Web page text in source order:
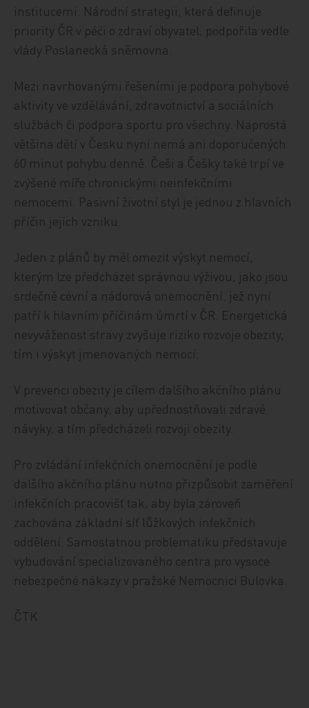
institucemi. Národní strategii, která definuje
priority ČR v péči o zdraví obyvatel, podpořila vedle
vlády Poslanecká sněmovna.
Mezi navrhovanými řešeními je podpora pohybové
aktivity ve vzdělávání, zdravotnictví a sociálních
službách či podpora sportu pro všechny. Naprostá
většina dětí v Česku nyní nemá ani doporučených
60 minut pohybu denně. Češi a Češky také trpí ve
zvýšené míře chronickými neinfekčními
nemocemi. Pasivní životní styl je jednou z hlavních
příčin jejich vzniku.
Jeden z plánů by měl omezit výskyt nemocí,
kterým lze předcházet správnou výživou, jako jsou
srdečně cévní a nádorová onemocnění, jež nyní
patří k hlavním příčinám úmrtí v ČR. Energetická
nevyváženost stravy zvyšuje riziko rozvoje obezity,
tím i výskyt jmenovaných nemocí.
V prevenci obezity je cílem dalšího akčního plánu
motivovat občany, aby upřednostňovali zdravé
návyky, a tím předcházeli rozvoji obezity.
Pro zvládání infekčních onemocnění je podle
dalšího akčního plánu nutno přizpůsobit zaměření
infekčních pracovišť tak, aby byla zároveň
zachována základní síť lůžkových infekčních
oddělení. Samostatnou problematiku představuje
vybudování specializovaného centra pro vysoce
nebezpečné nákazy v pražské Nemocnici Bulovka.
ČTK